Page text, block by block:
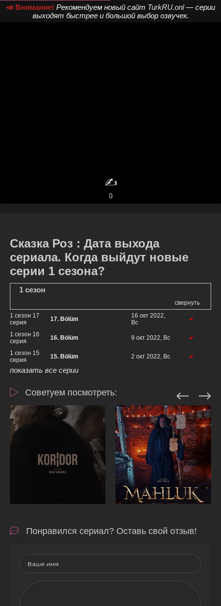
📣 Внимание! Рекомендуем новый сайт TurkRU.onl— серии
выходят быстрее и большой выбор озвучек.
✍️
0
Сказка Роз : Дата выхода
сериала. Когда выйдут новые
серии 1 сезона?
1 сезон
свернуть
1 сезон 17
серия
17. Bölüm
16 окт 2022,
Вс
✔
1 сезон 16
серия
16. Bölüm 9 окт 2022, Вс ✔
1 сезон 15
серия
15. Bölüm 2 окт 2022, Вс ✔
показать все серии
Советуем посмотреть:
Понравился сериал? Оставь свой отзыв!